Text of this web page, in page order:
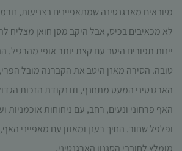
מיובאים מארגנטינה שמתאפיינים בצניעות,
לא מכאיבים בכיס, אבל היקב מסן חואן מצליח
יינות תפורים היטב עם קצת יותר אופי מהרגיל.
טובה. הסירה מאזן היטב את הקברנה מובל
הארגנטיני המעט מתחנף, וזו נקודת הזכות
האף פרחוני ונעים, רחב, עם ניחוחות אוכמניות
ופלפל שחור. החיך רענן ומאוזן עם מאפייני
מומלץ לחובבי הסגנון הארגנטיני.
שלנו
בצורה
במהלך
לקובצי
Cookie